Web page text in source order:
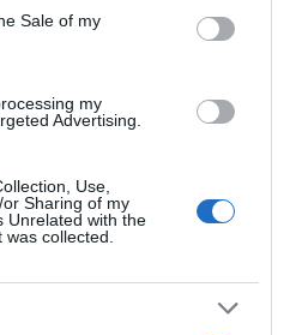
Sale of my
my
Advertising.
Use,
Sharing of my
Unrelated with the
collected.
hegyvidék, a Rhone Alpok
hosszú sétát a hegyek
vizű tó partján,
romokhoz, vagy másszatok
felejthetetlen panoráma
hegyek helyett inkább a
ideális számotokra. Az „Öt